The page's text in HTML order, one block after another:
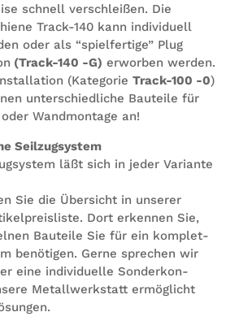
schnell ver­schlei­ßen. Die
Track-140 kann indi­vi­du­ell
oder als “spiel­fer­tige” Plug
(Track-140 -G) erwor­ben wer­den.
(Kate­go­rie Track-100 -0)
unter­schied­li­che Bau­teile für
Wand­mon­tage an!
Seilzugsystem
läßt sich in jeder Vari­ante
Sie die Über­sicht in unse­rer
Dort erken­nen Sie,
Bau­teile Sie für ein kom­plet­
benö­ti­gen. Gerne spre­chen wir
eine indi­vi­du­elle Son­der­kon­
Metall­werk­statt ermög­licht